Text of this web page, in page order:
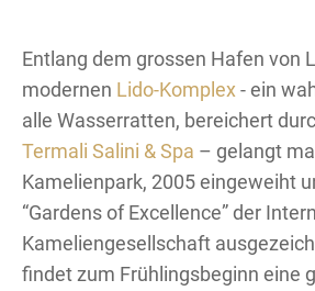
Entlang dem grossen Hafen von
modernen Lido-Komplex - ein
alle Wasserratten, bereichert
Termali Salini & Spa – gelangt
Kamelienpark, 2005 eingeweiht
“Gardens of Excellence” der
Kameliengesellschaft
findet zum Frühlingsbeginn eine